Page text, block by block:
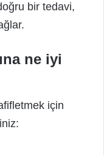
bir tedavi,
ne iyi
için